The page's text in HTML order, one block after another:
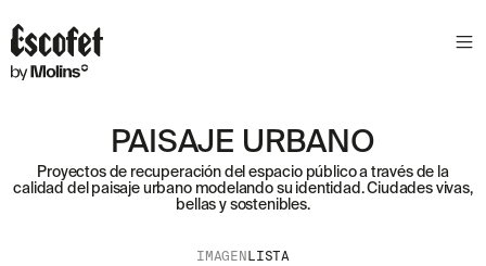
PAISAJE URBANO
Proyectos de recuperación del espacio público a través de la
calidad del paisaje urbano modelando su identidad. Ciudades vivas,
bellas y sostenibles.
IMAGENLISTA